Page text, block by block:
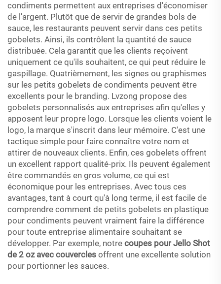
condiments permettent aux entreprises d'économiser
de l'argent. Plutôt que de servir de grandes bols de
sauce, les restaurants peuvent servir dans ces petits
gobelets. Ainsi, ils contrôlent la quantité de sauce
distribuée. Cela garantit que les clients reçoivent
uniquement ce qu'ils souhaitent, ce qui peut réduire le
gaspillage. Quatrièmement, les signes ou graphismes
sur les petits gobelets de condiments peuvent être
excellents pour le branding. Lvzong propose des
gobelets personnalisés aux entreprises afin qu'elles y
apposent leur propre logo. Lorsque les clients voient le
logo, la marque s'inscrit dans leur mémoire. C'est une
tactique simple pour faire connaître votre nom et
attirer de nouveaux clients. Enfin, ces gobelets offrent
un excellent rapport qualité-prix. Ils peuvent également
être commandés en gros volume, ce qui est
économique pour les entreprises. Avec tous ces
avantages, tant à court qu'à long terme, il est facile de
comprendre comment de petits gobelets en plastique
pour condiments peuvent vraiment faire la différence
pour toute entreprise alimentaire souhaitant se
développer. Par exemple, notre coupes pour Jello Shot
de 2 oz avec couvercles offrent une excellente solution
pour portionner les sauces.